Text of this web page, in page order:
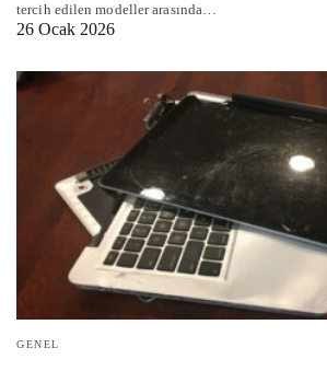
tercih edilen modeller arasında…
26 Ocak 2026
GENEL